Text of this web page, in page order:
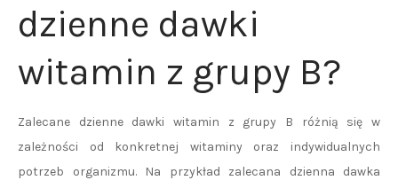
dzienne dawki
witamin z grupy B?
Zalecane dzienne dawki witamin z grupy B różnią się w
zależności od konkretnej witaminy oraz indywidualnych
potrzeb organizmu. Na przykład zalecana dzienna dawka